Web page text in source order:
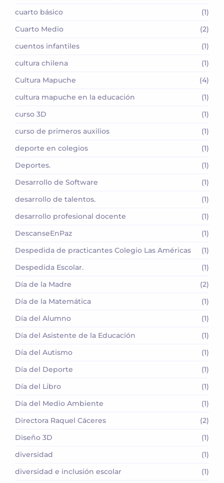
cuarto básico
(1)
Cuarto Medio
(2)
cuentos infantiles
(1)
cultura chilena
(1)
Cultura Mapuche
(4)
cultura mapuche en la educación
(1)
curso 3D
(1)
curso de primeros auxilios
(1)
deporte en colegios
(1)
Deportes.
(1)
Desarrollo de Software
(1)
desarrollo de talentos.
(1)
desarrollo profesional docente
(1)
DescanseEnPaz
(1)
Despedida de practicantes Colegio Las Américas
(1)
Despedida Escolar.
(1)
Día de la Madre
(2)
Día de la Matemática
(1)
Día del Alumno
(1)
Día del Asistente de la Educación
(1)
Día del Autismo
(1)
Día del Deporte
(1)
Día del Libro
(1)
Día del Medio Ambiente
(1)
Directora Raquel Cáceres
(2)
Diseño 3D
(1)
diversidad
(1)
diversidad e inclusión escolar
(1)